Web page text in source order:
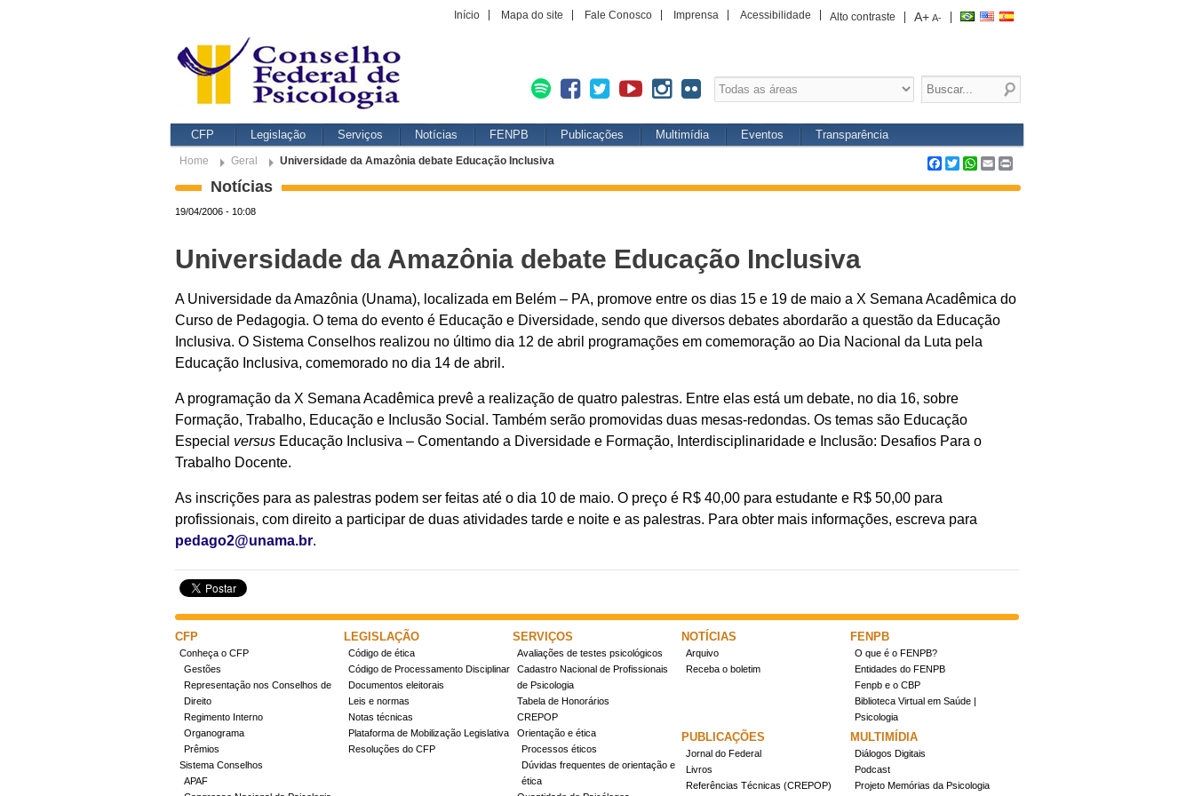
A+ A-
Alto contraste
Início Mapa do site Fale Conosco Imprensa Acessibilidade
CFP Legislação Serviços Notícias FENPB Publicações Multimídia Eventos Transparência
Home Geral Universidade da Amazônia debate Educação Inclusiva Facebook
TwitterWhatsApp
Email
Notícias
19/04/2006 - 10:08
Universidade da Amazônia debate Educação Inclusiva
A Universidade da Amazônia (Unama), localizada em Belém – PA, promove entre os dias 15 e 19 de maio a X Semana Acadêmica do
Curso de Pedagogia. O tema do evento é Educação e Diversidade, sendo que diversos debates abordarão a questão da Educação
Inclusiva. O Sistema Conselhos realizou no último dia 12 de abril programações em comemoração ao Dia Nacional da Luta pela
Educação Inclusiva, comemorado no dia 14 de abril.
A programação da X Semana Acadêmica prevê a realização de quatro palestras. Entre elas está um debate, no dia 16, sobre
Formação, Trabalho, Educação e Inclusão Social. Também serão promovidas duas mesas-redondas. Os temas são Educação
Especial versus Educação Inclusiva – Comentando a Diversidade e Formação, Interdisciplinaridade e Inclusão: Desafios Para o
Trabalho Docente.
As inscrições para as palestras podem ser feitas até o dia 10 de maio. O preço é R$ 40,00 para estudante e R$ 50,00 para
profissionais, com direito a participar de duas atividades tarde e noite e as palestras. Para obter mais informações, escreva para
pedago2@unama.br.
CFP
Conheça o CFP
Gestões
Representação nos Conselhos de
Direito
Regimento Interno
Organograma
Prêmios
Sistema Conselhos
APAF
LEGISLAÇÃO
Código de ética
Código de Processamento Disciplinar
Documentos eleitorais
Leis e normas
Notas técnicas
Plataforma de Mobilização Legislativa
Resoluções do CFP
SERVIÇOS
Avaliações de testes psicológicos
Cadastro Nacional de Profissionais
de Psicologia
Tabela de Honorários
CREPOP
Orientação e ética
Processos éticos
Dúvidas frequentes de orientação e
ética
NOTÍCIAS
Arquivo
Receba o boletim
FENPB
O que é o FENPB?
Entidades do FENPB
Fenpb e o CBP
Biblioteca Virtual em Saúde |
Psicologia
PUBLICAÇÕES
Jornal do Federal
Livros
Referências Técnicas (CREPOP)
MULTIMÍDIA
Diálogos Digitais
Podcast
Projeto Memórias da Psicologia